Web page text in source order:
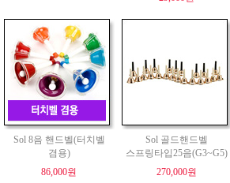
Sol 8음 핸드벨(터치벨
겸용)
86,000원
Sol 골드핸드벨
스프링타입25음(G3~G5)
270,000원